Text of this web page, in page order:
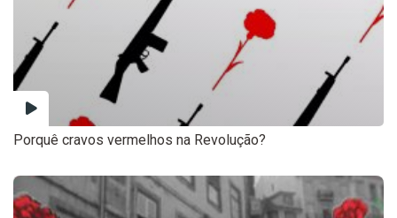
Porquê cravos vermelhos na Revolução?